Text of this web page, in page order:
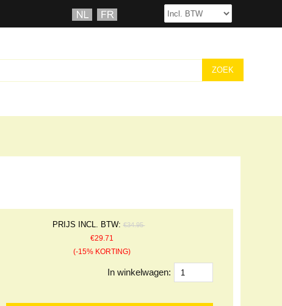
PRIJS INCL. BTW: €34.95
€29.71
(-15% KORTING)
In winkelwagen: